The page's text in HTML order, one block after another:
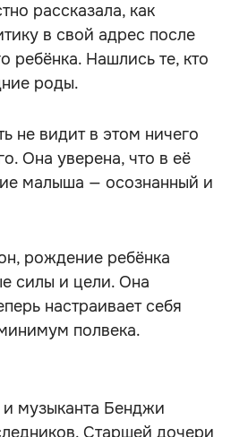
рассказала, как
в свой адрес после
ребёнка. Нашлись те, кто
роды.
не видит в этом ничего
Она уверена, что в её
малыша — осознанный и
рождение ребёнка
силы и цели. Она
настраивает себя
полвека.
музыканта Бенджи
Старшей дочери